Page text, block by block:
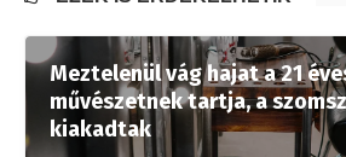
Meztelenül vág hajat a 21
művészetnek tartja, a
kiakadtak